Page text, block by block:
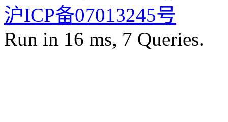
沪ICP备07013245号
Run in 16 ms, 7 Queries.